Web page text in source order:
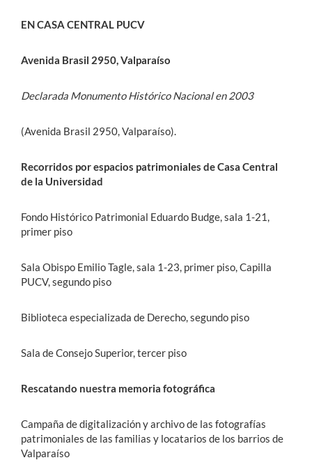
EN CASA CENTRAL PUCV
Avenida Brasil 2950, Valparaíso
Declarada Monumento Histórico Nacional en 2003
(Avenida Brasil 2950, Valparaíso).
Recorridos por espacios patrimoniales de Casa Central
de la Universidad
Fondo Histórico Patrimonial Eduardo Budge, sala 1-21,
primer piso
Sala Obispo Emilio Tagle, sala 1-23, primer piso, Capilla
PUCV, segundo piso
Biblioteca especializada de Derecho, segundo piso
Sala de Consejo Superior, tercer piso
Rescatando nuestra memoria fotográfica
Campaña de digitalización y archivo de las fotografías
patrimoniales de las familias y locatarios de los barrios de
Valparaíso